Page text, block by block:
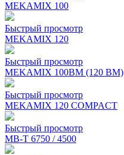
MEKAMIX 100
Быстрый просмотр
MEKAMIX 120
Быстрый просмотр
MEKAMIX 100BM (120 BM)
Быстрый просмотр
MEKAMIX 120 COMPACT
Быстрый просмотр
MB-T 6750 / 4500